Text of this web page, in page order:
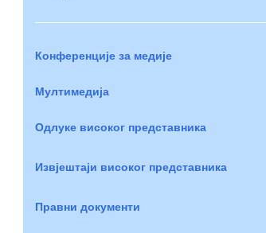
Конференције за медије
Мултимедија
Одлуке високог представника
Извјештаји високог представника
Правни документи